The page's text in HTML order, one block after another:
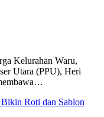
Kelurahan Waru,
Utara (PPU), Heri